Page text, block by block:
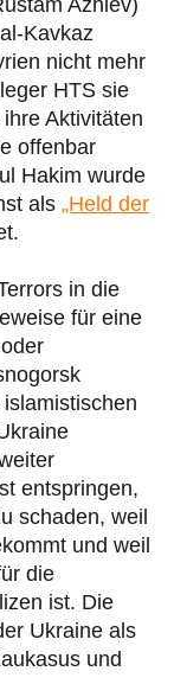
Kavkaz
nicht mehr
HTS sie
Aktivitäten
offenbar
Hakim wurde
als „Held der
in die
für eine
entspringen,
schaden, weil
und weil
die
ist. Die
Ukraine als
und